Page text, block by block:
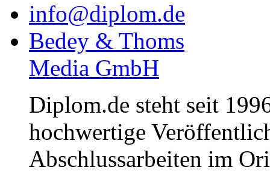
info@diplom.de
Bedey & Thoms
Media GmbH
Diplom.de steht seit
hochwertige
Abschlussarbeiten im